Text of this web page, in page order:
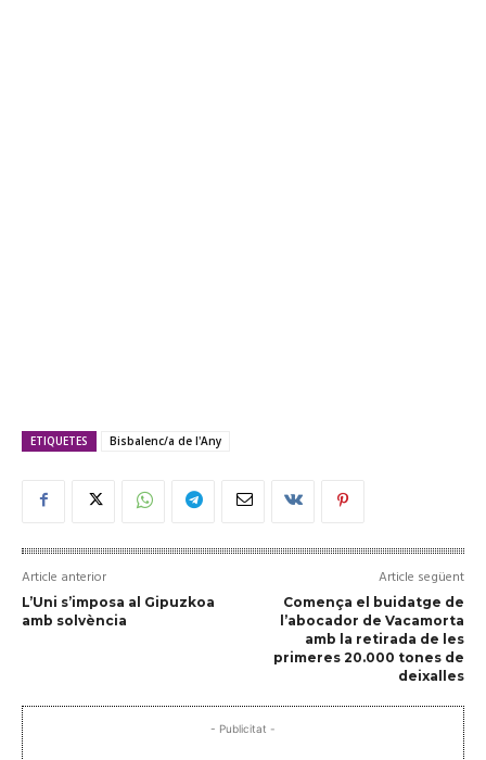
ETIQUETES Bisbalenc/a de l'Any
Article anterior
L’Uni s’imposa al Gipuzkoa
amb solvència
Article següent
Comença el buidatge de
l’abocador de Vacamorta
amb la retirada de les
primeres 20.000 tones de
deixalles
- Publicitat -